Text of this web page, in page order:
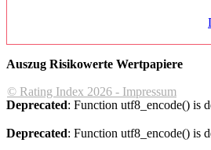
© Rating Index 2026 - Impressum
Auszug Risikowerte Wertpapiere
Deprecated: Function utf8_encode() is
Deprecated: Function utf8_encode() is